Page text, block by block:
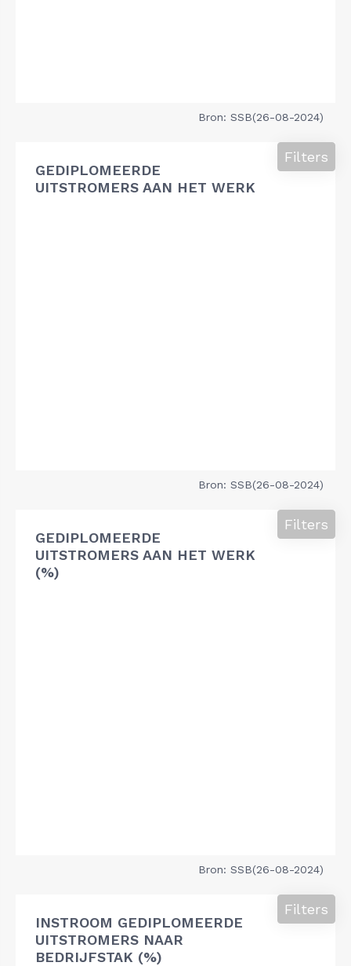
Bron: SSB(26-08-2024)
GEDIPLOMEERDE
UITSTROMERS AAN HET WERK
Filters
Bron: SSB(26-08-2024)
GEDIPLOMEERDE
UITSTROMERS AAN HET WERK
(%)
Filters
Bron: SSB(26-08-2024)
INSTROOM GEDIPLOMEERDE
UITSTROMERS NAAR
BEDRIJFSTAK (%)
Filters